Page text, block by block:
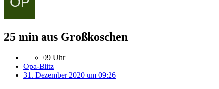
25 min aus Großkoschen
09 Uhr
Opa-Blitz
31. Dezember 2020 um 09:26